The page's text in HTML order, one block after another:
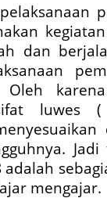
dan
Oleh
Jadi
adalah
mengajar.